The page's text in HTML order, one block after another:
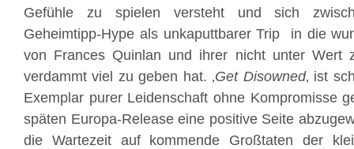
Gefühle zu spielen versteht und sich
Geheimtipp-Hype als unkaputtbarer Trip in die
von Frances Quinlan und ihrer nicht unter Wert
verdammt viel zu geben hat. ‚Get Disowned‚ ist
Exemplar purer Leidenschaft ohne Kompromisse
späten Europa-Release eine positive Seite
die Wartezeit auf kommende Großtaten der